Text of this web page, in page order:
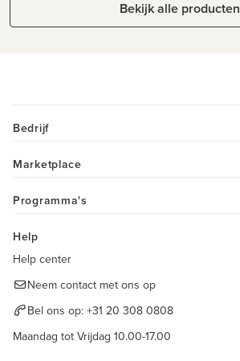
Bekijk alle producten
Bedrijf
Marketplace
Programma's
Help
Help center
Neem contact met ons op
Bel ons op: +31 20 308 0808
Maandag tot Vrijdag 10.00-17.00